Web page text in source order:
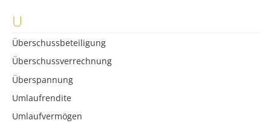
U
Überschussbeteiligung
Überschussverrechnung
Überspannung
Umlaufrendite
Umlaufvermögen